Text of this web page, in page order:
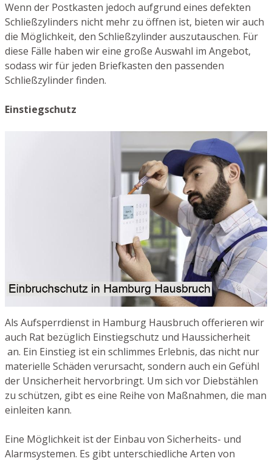
Wenn der Postkasten jedoch aufgrund eines defekten
Schließzylinders nicht mehr zu öffnen ist, bieten wir auch
die Möglichkeit, den Schließzylinder auszutauschen. Für
diese Fälle haben wir eine große Auswahl im Angebot,
sodass wir für jeden Briefkasten den passenden
Schließzylinder finden.
Einstiegschutz
Als Aufsperrdienst in Hamburg Hausbruch offerieren wir
auch Rat bezüglich Einstiegschutz und Haussicherheit
an. Ein Einstieg ist ein schlimmes Erlebnis, das nicht nur
materielle Schäden verursacht, sondern auch ein Gefühl
der Unsicherheit hervorbringt. Um sich vor Diebstählen
zu schützen, gibt es eine Reihe von Maßnahmen, die man
einleiten kann.
Eine Möglichkeit ist der Einbau von Sicherheits- und
Alarmsystemen. Es gibt unterschiedliche Arten von